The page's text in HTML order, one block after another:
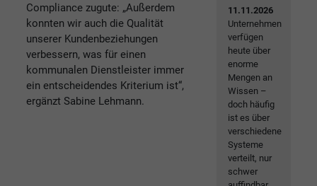
Compliance zugute: „Außerdem
konnten wir auch die Qualität
unserer Kundenbeziehungen
verbessern, was für einen
kommunalen Dienstleister immer
ein entscheidendes Kriterium ist“,
ergänzt Sabine Lehmann.
11.11.2026
Unternehmen
verfügen
heute über
enorme
Mengen an
Wissen –
doch häufig
ist es über
verschiedene
Systeme
verteilt, nur
schwer